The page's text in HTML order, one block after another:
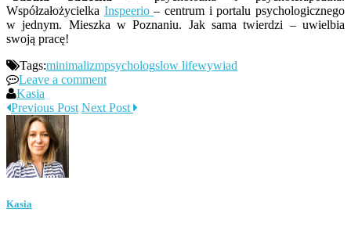
Współzałożycielka Inspeerio– centrum i portalu psychologicznego
w jednym. Mieszka w Poznaniu. Jak sama twierdzi – uwielbia
swoją pracę!
Tags:minimalizmpsychologslow lifewywiad
Leave a comment
Kasia
Previous Post Next Post
Kasia